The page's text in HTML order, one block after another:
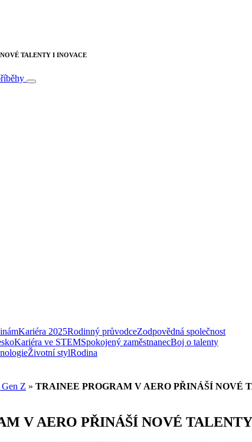
TALENTY I INOVACE
Kariéra 2025Rodinný průvodceZodpovědná společnost
Kariéra ve STEMSpokojený zaměstnanecBoj o talenty
Životní stylRodina
Z » TRAINEE PROGRAM V AERO PŘINÁŠÍ NOVÉ
V AERO PŘINÁŠÍ NOVÉ